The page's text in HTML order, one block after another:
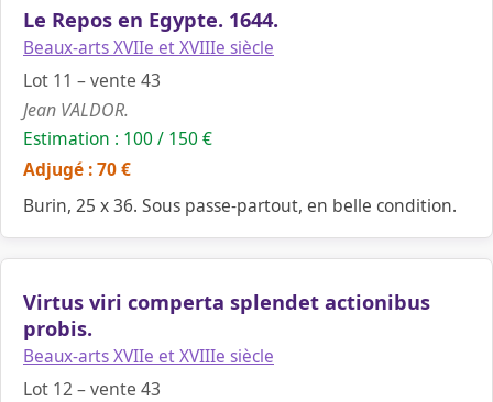
Le Repos en Egypte. 1644.
Beaux-arts XVIIe et XVIIIe siècle
Lot 11 – vente 43
Jean VALDOR.
Estimation : 100 / 150 €
Adjugé : 70 €
Burin, 25 x 36. Sous passe-partout, en belle condition.
Virtus viri comperta splendet actionibus
probis.
Beaux-arts XVIIe et XVIIIe siècle
Lot 12 – vente 43